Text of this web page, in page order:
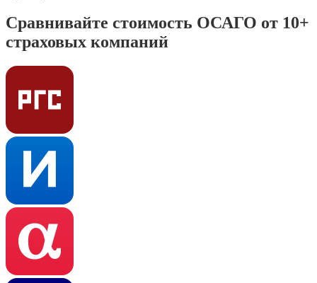
Сравнивайте стоимость ОСАГО от 10+
страховых компаний